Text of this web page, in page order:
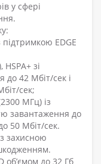
у сфері
EDGE
зі
до 42 Мбіт/сек і
сек;
МГц) із
завантаження до
50 Мбіт/сек.
захисною
об’ємом до 32 Гб